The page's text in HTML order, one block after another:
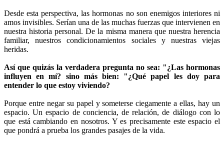
Desde esta perspectiva, las hormonas no son enemigos interiores ni
amos invisibles. Serían una de las muchas fuerzas que intervienen en
nuestra historia personal. De la misma manera que nuestra herencia
familiar, nuestros condicionamientos sociales y nuestras viejas
heridas.
Así que quizás la verdadera pregunta no sea: "¿Las hormonas
influyen en mí? sino más bien: "¿Qué papel les doy para
entender lo que estoy viviendo?
Porque entre negar su papel y someterse ciegamente a ellas, hay un
espacio. Un espacio de conciencia, de relación, de diálogo con lo
que está cambiando en nosotros. Y es precisamente este espacio el
que pondrá a prueba los grandes pasajes de la vida.